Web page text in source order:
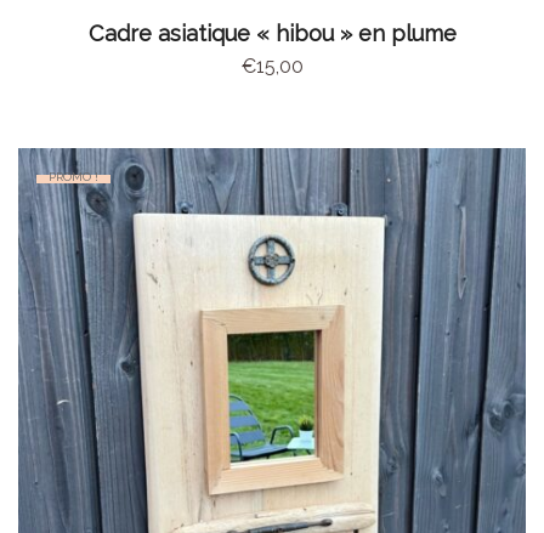
AJOUTER AU PANIER
Cadre asiatique « hibou » en plume
€15,00
PROMO !